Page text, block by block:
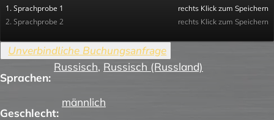
1. Sprachprobe 1 rechts Klick zum Speichern
2. Sprachprobe 2 rechts Klick zum Speichern
Sprachen:
Russisch, Russisch (Russland)
Geschlecht:
männlich